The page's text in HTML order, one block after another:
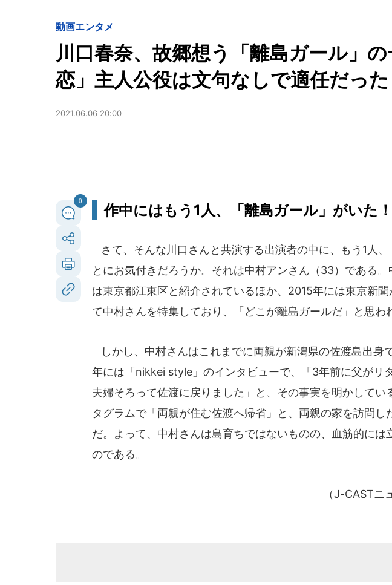
動画エンタメ
川口春奈、故郷想う「離島ガール」
恋」主人公役は文句なしで適任だった
2021.06.06 20:00
0
作中にはもう1人、「離島ガール」がいた！
さて、そんな川口さんと共演する出演者の中に、もう1人、
とにお気付きだろうか。それは中村アンさん（33）である
は東京都江東区と紹介されているほか、2015年には東京新
て中村さんを特集しており、「どこが離島ガールだ」と思わ
しかし、中村さんはこれまでに両親が新潟県の佐渡島出身
年には「nikkei style」のインタビューで、「3年前に父がリ
夫婦そろって佐渡に戻りました」と、その事実を明かしてい
タグラムで「両親が住む佐渡へ帰省」と、両親の家を訪問し
だ。よって、中村さんは島育ちではないものの、血筋的には
のである。
（J-CASTニ